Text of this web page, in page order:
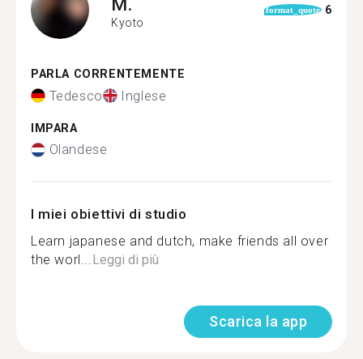
Kyoto
format_quote 6
PARLA CORRENTEMENTE
Tedesco Inglese
IMPARA
Olandese
I miei obiettivi di studio
Learn japanese and dutch, make friends all over
the worl...Leggi di più
Scarica la app